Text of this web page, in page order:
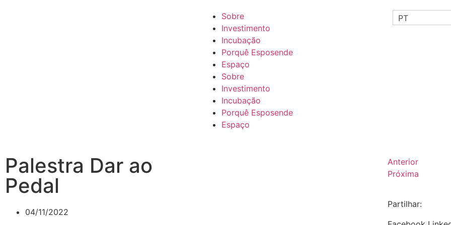
Sobre
Investimento
Incubação
Porquê Esposende
Espaço
Sobre
Investimento
Incubação
Porquê Esposende
Espaço
PT
Palestra Dar ao
Pedal
04/11/2022
Anterior
Próxima
Partilhar: